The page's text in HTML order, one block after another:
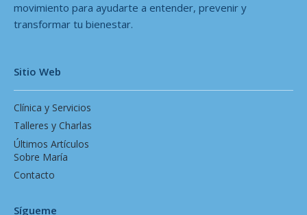
movimiento para ayudarte a entender, prevenir y
transformar tu bienestar.
Sitio Web
Clínica y Servicios
Talleres y Charlas
Últimos Artículos
Sobre María
Contacto
Sígueme